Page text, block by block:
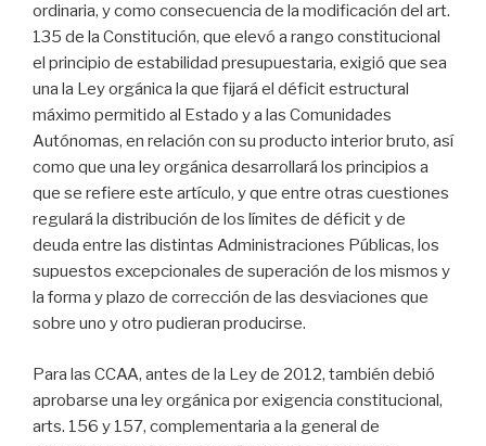
ordinaria, y como consecuencia de la modificación del art.
135 de la Constitución, que elevó a rango constitucional
el principio de estabilidad presupuestaria, exigió que sea
una la Ley orgánica la que fijará el déficit estructural
máximo permitido al Estado y a las Comunidades
Autónomas, en relación con su producto interior bruto, así
como que una ley orgánica desarrollará los principios a
que se refiere este artículo, y que entre otras cuestiones
regulará la distribución de los límites de déficit y de
deuda entre las distintas Administraciones Públicas, los
supuestos excepcionales de superación de los mismos y
la forma y plazo de corrección de las desviaciones que
sobre uno y otro pudieran producirse.
Para las CCAA, antes de la Ley de 2012, también debió
aprobarse una ley orgánica por exigencia constitucional,
arts. 156 y 157, complementaria a la general de